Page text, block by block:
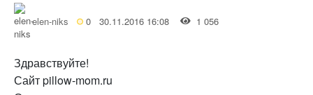
elen-niks 0 30.11.2016 16:08 1 056
Здравствуйте!
Сайт pillow-mom.ru